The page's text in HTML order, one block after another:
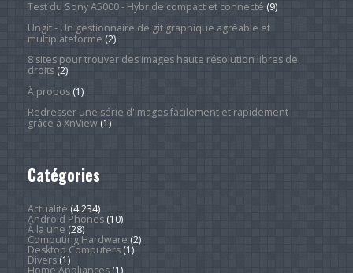
Test du Sony A5000 - Hybride compact et connecté (9)
Ungit - Un gestionnaire de git graphique agréable et
multiplateforme (2)
8 sites pour trouver des images haute résolution libres de
droits(2)
À propos(1)
Redresser une série d'images facilement et rapidement
grâce à XnView(1)
Catégories
Actualité (4 234)
Android Phones(10)
À la une (28)
Computing Hardware (2)
Desktop Computers(1)
Divers(1)
Home Appliances(1)